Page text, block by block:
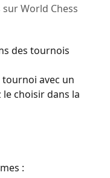
World Chess
des tournois
avec un
choisir dans la
: